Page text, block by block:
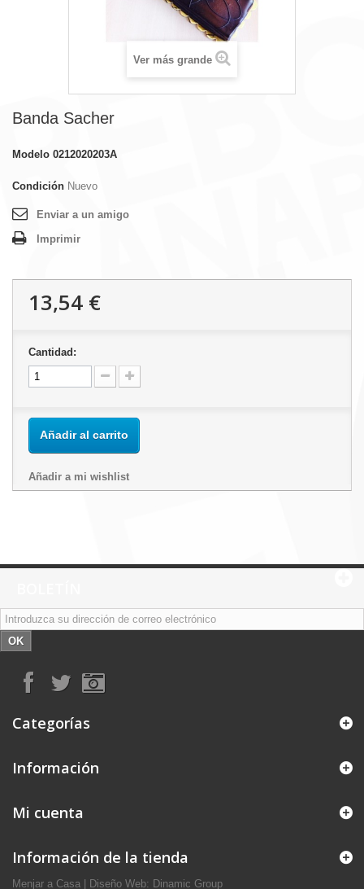
Ver más grande
Banda Sacher
Modelo 0212020203A
Condición Nuevo
Enviar a un amigo
Imprimir
13,54 €
Cantidad:
Añadir al carrito
Añadir a mi wishlist
OK
Categorías
Información
Mi cuenta
Información de la tienda
Menjar a Casa Diseño Web: Dinamic Group